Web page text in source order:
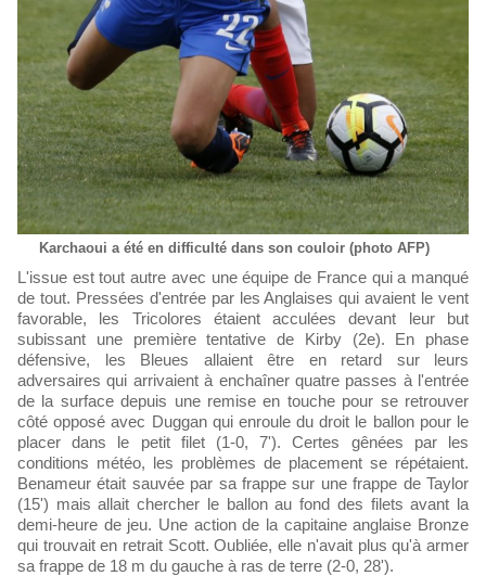
Karchaoui a été en difficulté dans son couloir (photo AFP)
L'issue est tout autre avec une équipe de France qui a manqué
de tout. Pressées d'entrée par les Anglaises qui avaient le vent
favorable, les Tricolores étaient acculées devant leur but
subissant une première tentative de Kirby (2e). En phase
défensive, les Bleues allaient être en retard sur leurs
adversaires qui arrivaient à enchaîner quatre passes à l'entrée
de la surface depuis une remise en touche pour se retrouver
côté opposé avec Duggan qui enroule du droit le ballon pour le
placer dans le petit filet (1-0, 7'). Certes gênées par les
conditions météo, les problèmes de placement se répétaient.
Benameur était sauvée par sa frappe sur une frappe de Taylor
(15') mais allait chercher le ballon au fond des filets avant la
demi-heure de jeu. Une action de la capitaine anglaise Bronze
qui trouvait en retrait Scott. Oubliée, elle n'avait plus qu'à armer
sa frappe de 18 m du gauche à ras de terre (2-0, 28').